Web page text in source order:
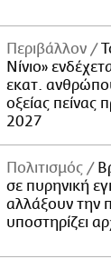
Περιβάλλον
Νίνιο»
εκατ.
οξείας πείνας
2027
Πολιτισμός
σε πυρηνική
αλλάξουν την
υποστηρίζει